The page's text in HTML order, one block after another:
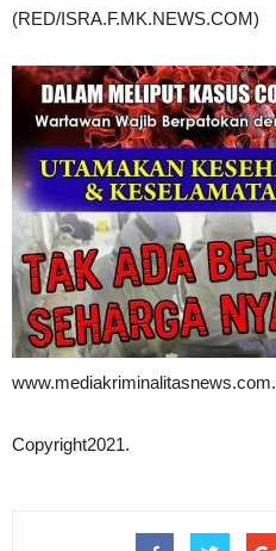
(RED/ISRA.F.MK.NEWS.COM)
www.mediakriminalitasnews.com.
Copyright2021.